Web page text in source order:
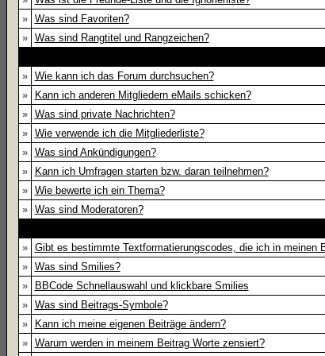
»
Was sind Favoriten?
»
Was sind Rangtitel und Rangzeichen?
»
Wie kann ich das Forum durchsuchen?
»
Kann ich anderen Mitgliedern eMails schicken?
»
Was sind private Nachrichten?
»
Wie verwende ich die Mitgliederliste?
»
Was sind Ankündigungen?
»
Kann ich Umfragen starten bzw. daran teilnehmen?
»
Wie bewerte ich ein Thema?
»
Was sind Moderatoren?
»
Gibt es bestimmte Textformatierungscodes, die ich in meinen
»
Was sind Smilies?
»
BBCode Schnellauswahl und klickbare Smilies
»
Was sind Beitrags-Symbole?
»
Kann ich meine eigenen Beiträge ändern?
»
Warum werden in meinem Beitrag Worte zensiert?